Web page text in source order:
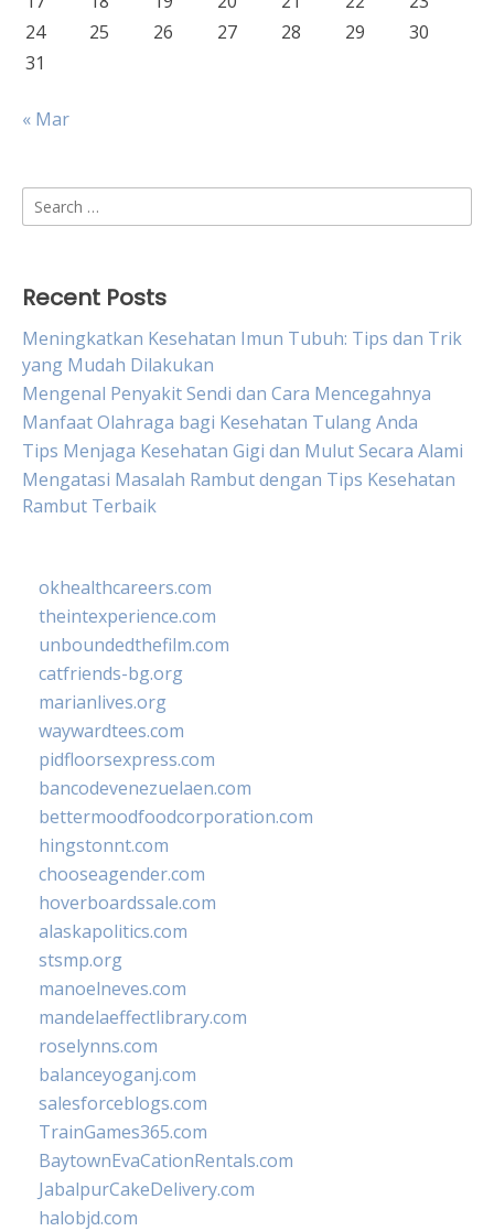
24
25 26 27 28 29
30
31
« Mar
Search
for:
Recent Posts
Meningkatkan Kesehatan Imun Tubuh: Tips dan Trik
yang Mudah Dilakukan
Mengenal Penyakit Sendi dan Cara Mencegahnya
Manfaat Olahraga bagi Kesehatan Tulang Anda
Tips Menjaga Kesehatan Gigi dan Mulut Secara Alami
Mengatasi Masalah Rambut dengan Tips Kesehatan
Rambut Terbaik
okhealthcareers.com
theintexperience.com
unboundedthefilm.com
catfriends-bg.org
marianlives.org
waywardtees.com
pidfloorsexpress.com
bancodevenezuelaen.com
bettermoodfoodcorporation.com
hingstonnt.com
chooseagender.com
hoverboardssale.com
alaskapolitics.com
stsmp.org
manoelneves.com
mandelaeffectlibrary.com
roselynns.com
balanceyoganj.com
salesforceblogs.com
TrainGames365.com
BaytownEvaCationRentals.com
JabalpurCakeDelivery.com
halobjd.com